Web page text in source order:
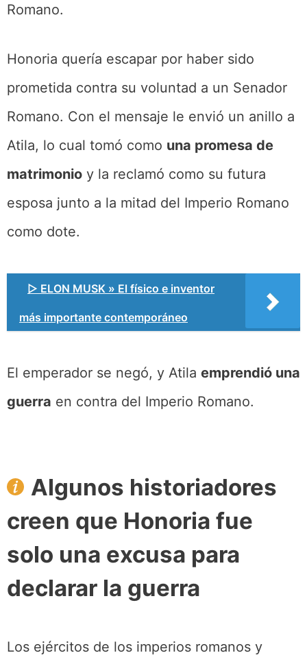
Romano.
Honoria quería escapar por haber sido
prometida contra su voluntad a un Senador
Romano. Con el mensaje le envió un anillo a
Atila, lo cual tomó como una promesa de
matrimonio y la reclamó como su futura
esposa junto a la mitad del Imperio Romano
como dote.
▷ ELON MUSK » El físico e inventor
más importante contemporáneo
El emperador se negó, y Atila emprendió una
guerra en contra del Imperio Romano.
Algunos historiadores
creen que Honoria fue
solo una excusa para
declarar la guerra
Los ejércitos de los imperios romanos y